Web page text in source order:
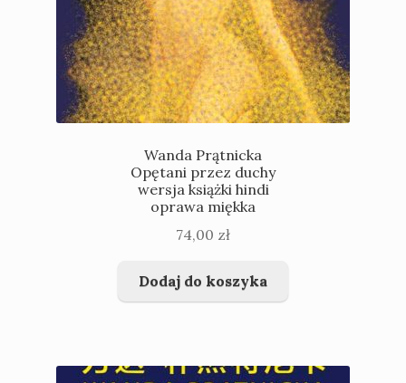
Wanda Prątnicka
Opętani przez duchy
wersja książki hindi
oprawa miękka
74,00 zł
Dodaj do koszyka